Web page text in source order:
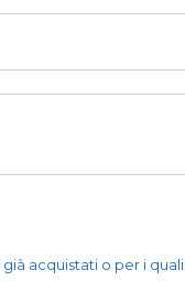
acquistati o per i quali